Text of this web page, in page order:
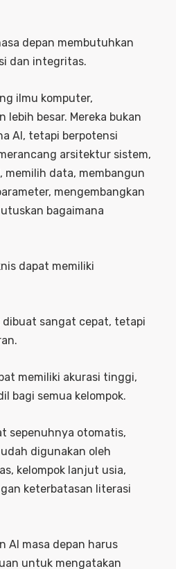
depan membutuhkan
dan integritas.
ilmu komputer,
besar. Mereka bukan
AI, tetapi berpotensi
arsitektur sistem,
memilih data, membangun
mengembangkan
bagaimana
dapat memiliki
dibuat sangat cepat, tetapi
memiliki akurasi tinggi,
bagi semua kelompok.
sepenuhnya otomatis,
digunakan oleh
kelompok lanjut usia,
keterbatasan literasi
AI masa depan harus
untuk mengatakan